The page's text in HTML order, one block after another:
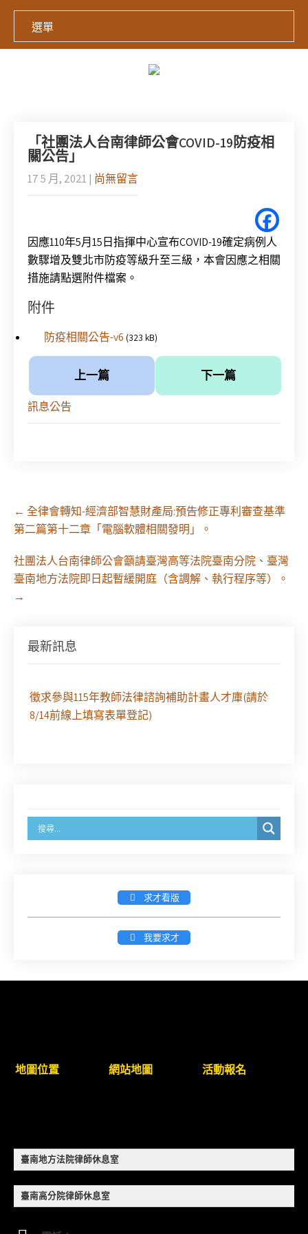
選單
「社團法人台南律師公會COVID-19防疫相
關公告」
17 5 月, 2021 | 尚無留言
因應110年5月15日指揮中心宣布COVID-19確定病例人
數驟增及雙北市防疫等級升至三級，本會因應之相關
措施請點選附件檔案。
附件
防疫相關公告-v6 (323 kB)
上一篇 下一篇
訊息公告
Post
navigation
← 全律會轉知-經濟部智慧財產局:預告修正專利審查基準
第二篇第十二章「電腦軟體相關發明」。
社團法人台南律師公會籲請臺灣高等法院臺南分院、臺灣
臺南地方法院即日起暫緩開庭（含調解、執行程序等）。
→
最新訊息
務發展－以自然資源使用權、諮商同意權及原住民
徵求參與115年教師法律諮詢補助計畫人才庫(請於
8/14前線上填寫表單登記)
簡章及報名表件【採通訊報名,115年9月11日止(以郵
戳為憑)】
入校扎根計畫講師之會員(8/14前線上表單登記)
新竹律師公會8/21(五)舉辦「AI職場應用」進修課程
（8/17截止報名，額滿提前截止，實體＋線上同
壇｣
本會訂於115年8月15日(六)上午舉辦「使用AI如何幫
前報名，實體+線上併行)
求才看版
我要求才
地圖位置 網站地圖 活動報名
臺南地方法院律師休息室
臺南高分院律師休息室